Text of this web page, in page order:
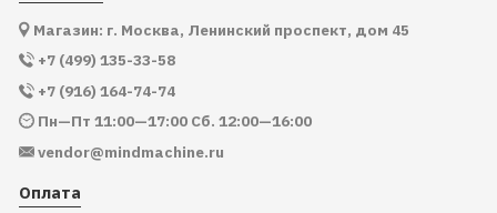
Магазин: г. Москва, Ленинский проспект, дом 45
+7 (499) 135-33-58
+7 (916) 164-74-74
Пн—Пт 11:00—17:00 Сб. 12:00—16:00
vendor@mindmachine.ru
Оплата